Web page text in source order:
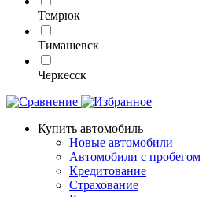
Темрюк
Тимашевск
Черкесск
Купить автомобиль
Новые автомобили
Автомобили с пробегом
Кредитование
Страхование